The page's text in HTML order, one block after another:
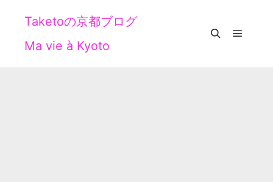
Taketoの京都ブログ
Ma vie à Kyoto